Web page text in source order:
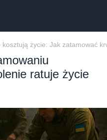
kosztują życie: Jak zatamować
ratuje życie